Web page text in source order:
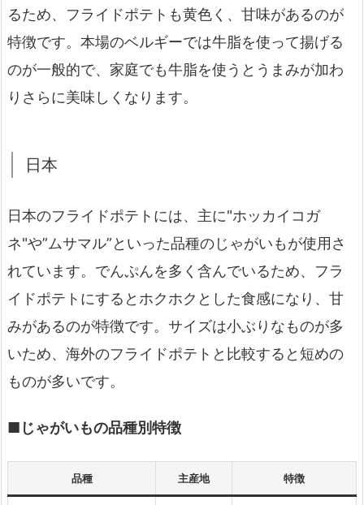
るため、フライドポテトも黄色く、甘味があるのが
特徴です。本場のベルギーでは牛脂を使って揚げる
のが一般的で、家庭でも牛脂を使うとうまみが加わ
りさらに美味しくなります。
日本
日本のフライドポテトには、主に"ホッカイコガ
ネ"や”ムサマル”といった品種のじゃがいもが使用さ
れています。でんぷんを多く含んでいるため、フラ
イドポテトにするとホクホクとした食感になり、甘
みがあるのが特徴です。サイズは小ぶりなものが多
いため、海外のフライドポテトと比較すると短めの
ものが多いです。
■じゃがいもの品種別特徴
品種 主産地 特徴